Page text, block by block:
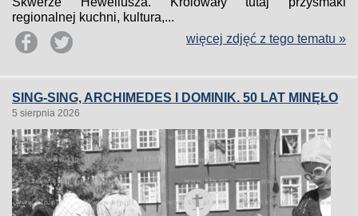
regionalnej kuchni, kultura,...
więcej zdjęć z tego tematu »
SING-SING, ARCHIMEDES I DOMINIK. 50 LAT MINĘŁO
5 sierpnia 2026